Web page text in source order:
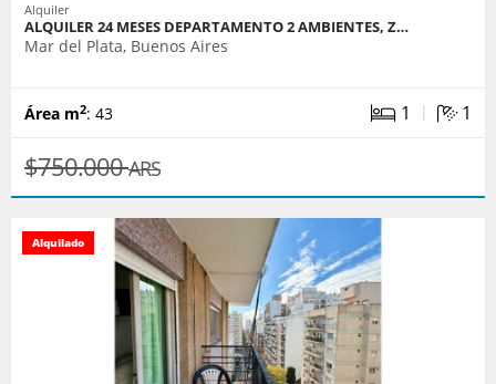
Alquiler
ALQUILER 24 MESES DEPARTAMENTO 2 AMBIENTES, Z…
Mar del Plata, Buenos Aires
Área m2: 43 1 | 1
$750.000ARS
Alquilado